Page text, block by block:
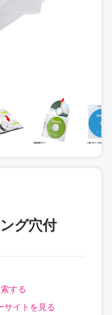
グ穴付
する
サイトを見る